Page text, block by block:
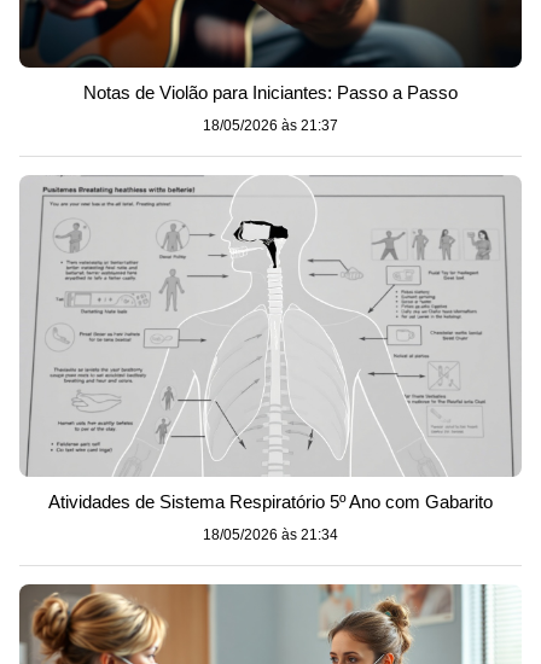
Notas de Violão para Iniciantes: Passo a Passo
18/05/2026 às 21:37
Atividades de Sistema Respiratório 5º Ano com Gabarito
18/05/2026 às 21:34